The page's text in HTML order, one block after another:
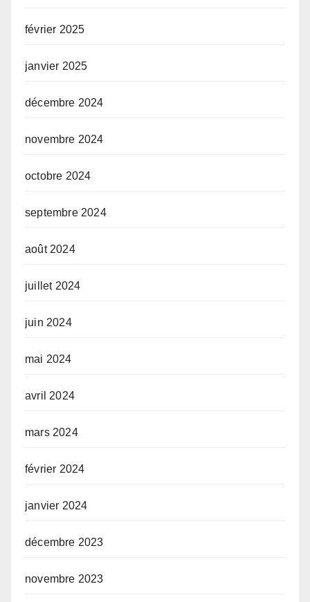
février 2025
janvier 2025
décembre 2024
novembre 2024
octobre 2024
septembre 2024
août 2024
juillet 2024
juin 2024
mai 2024
avril 2024
mars 2024
février 2024
janvier 2024
décembre 2023
novembre 2023